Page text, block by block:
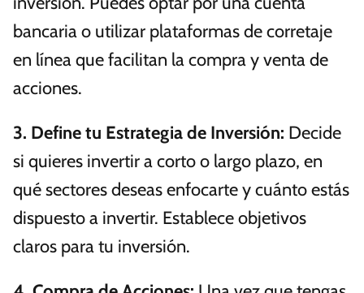
bancaria o utilizar plataformas de corretaje
en línea que facilitan la compra y venta de
acciones.
3. Define tu Estrategia de Inversión: Decide
si quieres invertir a corto o largo plazo, en
qué sectores deseas enfocarte y cuánto estás
dispuesto a invertir. Establece objetivos
claros para tu inversión.